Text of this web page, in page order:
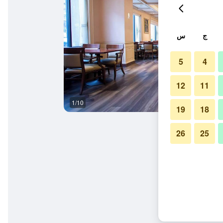
1/10
ج س
4
5
11
12
18
19
25
26